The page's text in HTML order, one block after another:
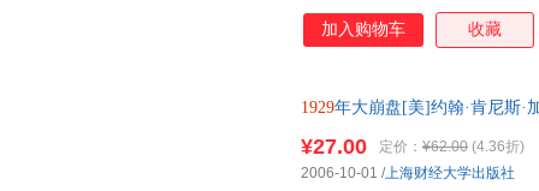
加入购物车 收藏
1929年大崩盘[美]约翰·肯尼斯·
¥27.00 定价： ¥62.00 (4.36折)
2006-10-01 /上海财经大学出版社